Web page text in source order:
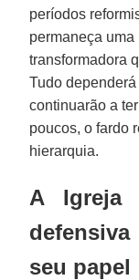
períodos
permaneça
transformadora
Tudo
continuarão a
poucos, o fardo
hierarquia.
A Igreja
seu papel